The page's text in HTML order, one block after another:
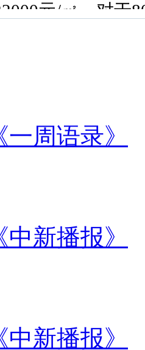
元/㎡。对于
1994年到2014
一个角落都上
故事 专家细数
原市民：因为
婚没房子的就
新的，就是平房
年第一个国民
到1993年《中
台，几十年来
分房的日子，
原市民：那肯
周语录》
新播报》
新播报》